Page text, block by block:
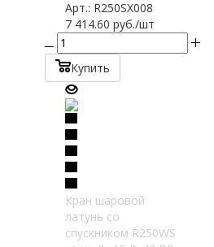
Арт.: R250SX008
7 414.60 руб./шт
Купить
Кран шаровой
латунь со
спускником R250WS